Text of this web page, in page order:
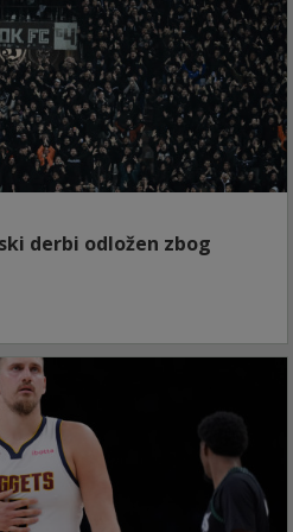
derbi odložen zbog